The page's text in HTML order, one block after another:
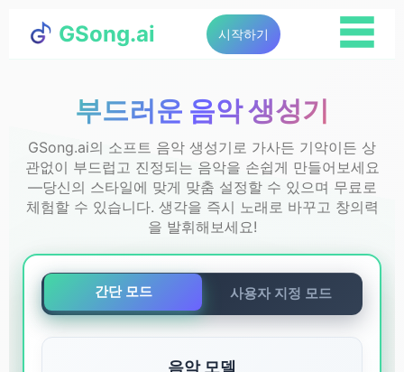
GSong.ai 시작하기 ☰
부드러운 음악 생성기
GSong.ai의 소프트 음악 생성기로 가사든 기악이든 상
관없이 부드럽고 진정되는 음악을 손쉽게 만들어보세요
—당신의 스타일에 맞게 맞춤 설정할 수 있으며 무료로
체험할 수 있습니다. 생각을 즉시 노래로 바꾸고 창의력
을 발휘해보세요!
간단 모드 사용자 지정 모드
음악 모델